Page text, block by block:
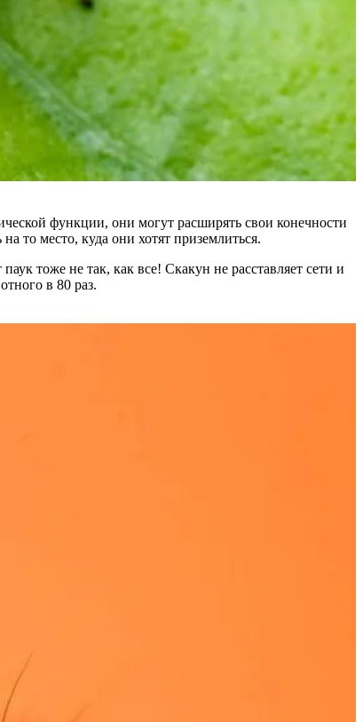
функции, они могут расширять свои конечности
то место, куда они хотят приземлиться.
тоже не так, как все! Скакун не расставляет сети и
в 80 раз.